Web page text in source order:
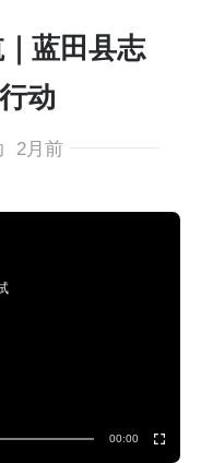
蓝田县志
动
2月前
00:00